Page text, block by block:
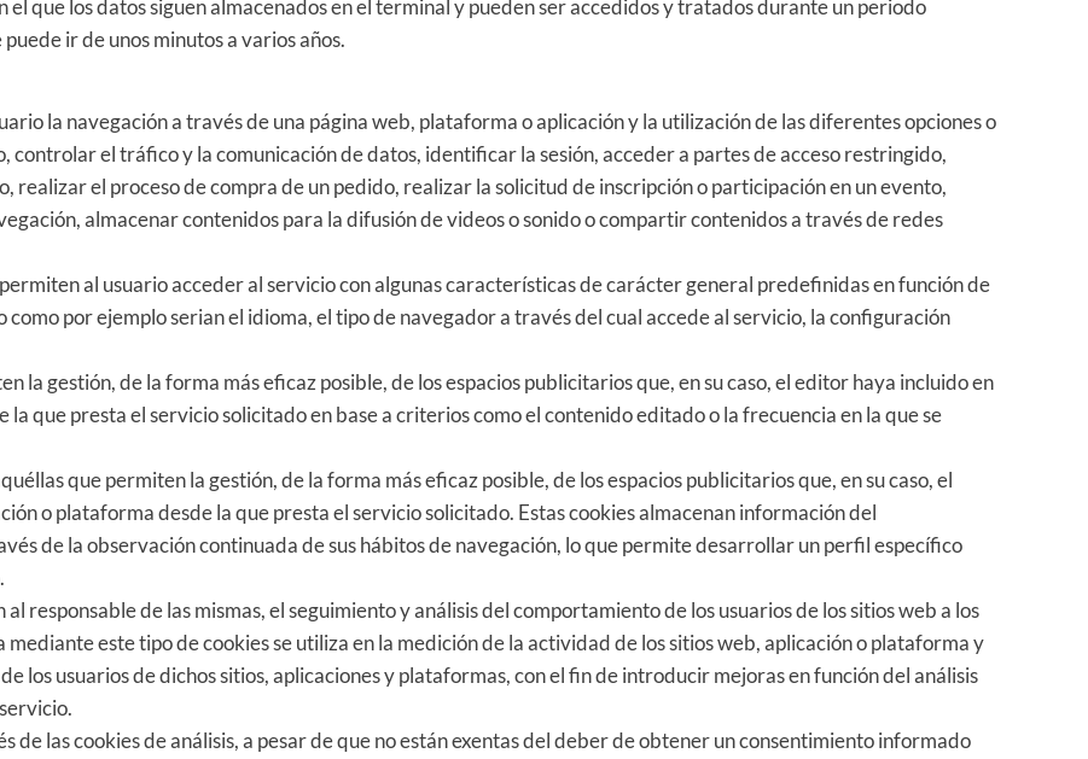
el que los datos siguen almacenados en el terminal y pueden ser accedidos y tratados durante un periodo
ir de unos minutos a varios años.
la navegación a través de una página web, plataforma o aplicación y la utilización de las diferentes opciones o
controlar el tráfico y la comunicación de datos, identificar la sesión, acceder a partes de acceso restringido,
realizar el proceso de compra de un pedido, realizar la solicitud de inscripción o participación en un evento,
almacenar contenidos para la difusión de videos o sonido o compartir contenidos a través de redes
al usuario acceder al servicio con algunas características de carácter general predefinidas en función de
por ejemplo serian el idioma, el tipo de navegador a través del cual accede al servicio, la configuración
la gestión, de la forma más eficaz posible, de los espacios publicitarios que, en su caso, el editor haya incluido en
que presta el servicio solicitado en base a criterios como el contenido editado o la frecuencia en la que se
que permiten la gestión, de la forma más eficaz posible, de los espacios publicitarios que, en su caso, el
o plataforma desde la que presta el servicio solicitado. Estas cookies almacenan información del
de la observación continuada de sus hábitos de navegación, lo que permite desarrollar un perfil específico
responsable de las mismas, el seguimiento y análisis del comportamiento de los usuarios de los sitios web a los
este tipo de cookies se utiliza en la medición de la actividad de los sitios web, aplicación o plataforma y
los usuarios de dichos sitios, aplicaciones y plataformas, con el fin de introducir mejoras en función del análisis
las cookies de análisis, a pesar de que no están exentas del deber de obtener un consentimiento informado